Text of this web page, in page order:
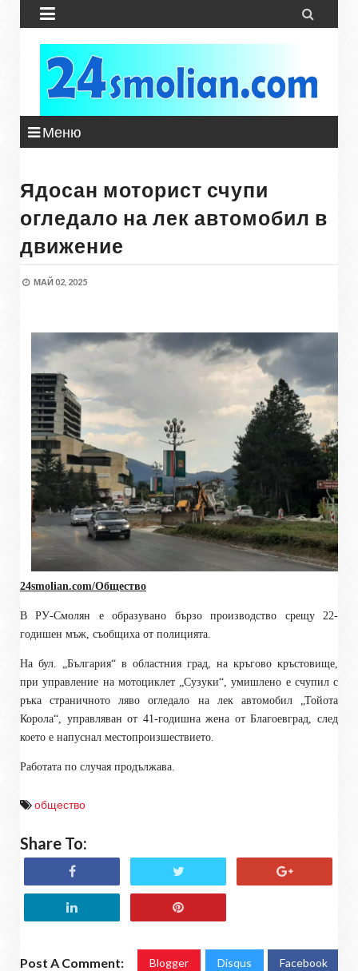
 
Меню
Ядосан моторист счупи
огледало на лек автомобил в
движение
МАЙ 02, 2025
24smolian.com/Общество
В РУ-Смолян е образувано бързо производство срещу 22-
годишен мъж, съобщиха от полицията.
На бул. „България“ в областния град, на кръгово кръстовище,
при управление на мотоциклет „Сузуки“, умишлено е счупил с
ръка страничното ляво огледало на лек автомобил „Тойота
Корола“, управляван от 41-годишна жена от Благоевград, след
което е напуснал местопроизшествието.
Работата по случая продължава.
общество
Share To:
Post A Comment: Blogger Disqus Facebook